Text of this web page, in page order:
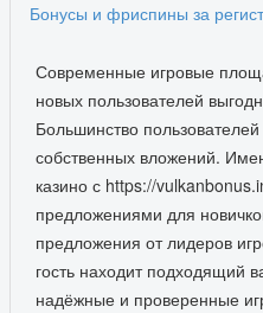
Бонусы и фриспины за
Современные игровые
новых пользователей
Большинство пользователей
собственных вложений.
казино с https://
предложениями для
предложения от лидеров
гость находит подходящий
надёжные и проверенные